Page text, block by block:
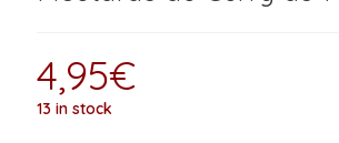
4,95€
13 in stock